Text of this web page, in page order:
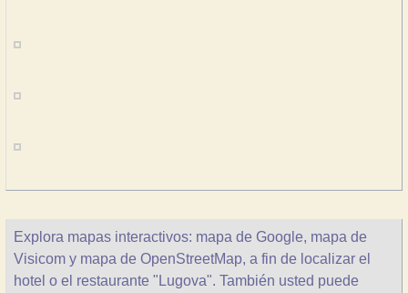
Explora mapas interactivos: mapa de Google, mapa de
Visicom y mapa de OpenStreetMap, a fin de localizar el
hotel o el restaurante "Lugova". También usted puede